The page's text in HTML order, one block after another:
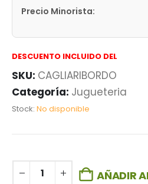
Precio Minorista:
DESCUENTO INCLUIDO DEL
SKU: CAGLIARIBORDO
Categoría: Jugueteria
Stock: No disponible
AÑADIR